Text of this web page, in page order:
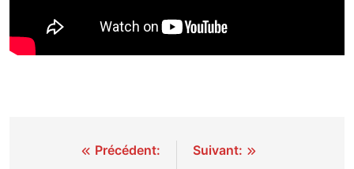
NavigationPrécédent:
Suivant: